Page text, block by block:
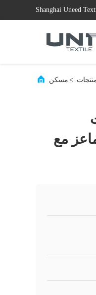
Shanghai Uneed
مسكن >
مع